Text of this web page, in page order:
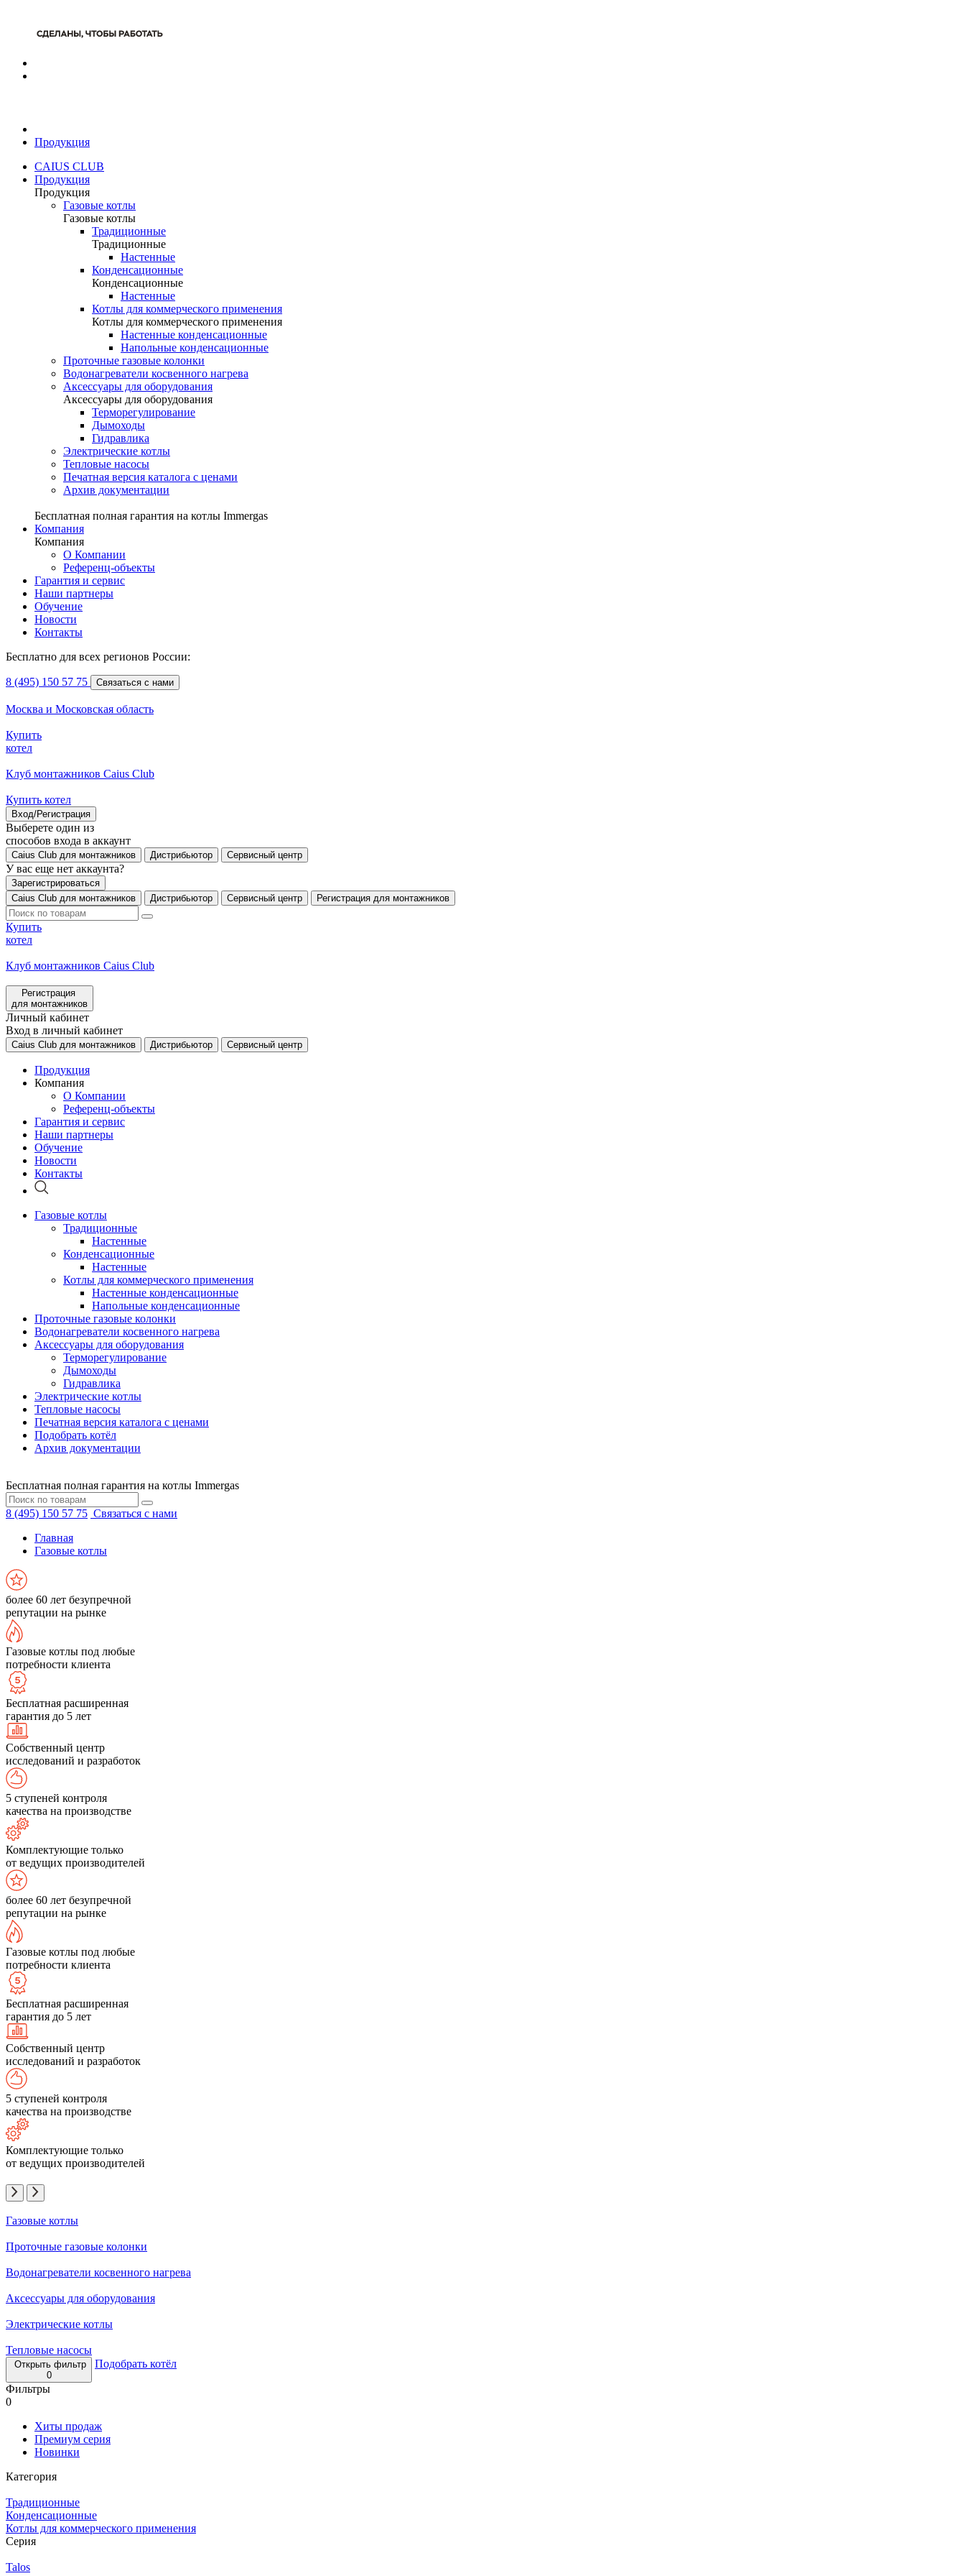
Продукция
CAIUS CLUB
Продукция
Продукция
Газовые котлы
Газовые котлы
Традиционные
Традиционные
Настенные
Конденсационные
Конденсационные
Настенные
Котлы для коммерческого применения
Котлы для коммерческого применения
Настенные конденсационные
Напольные конденсационные
Проточные газовые колонки
Водонагреватели косвенного нагрева
Аксессуары для оборудования
Аксессуары для оборудования
Терморегулирование
Дымоходы
Гидравлика
Электрические котлы
Тепловые насосы
Печатная версия каталога с ценами
Архив документации
Бесплатная полная гарантия на котлы Immergas
Компания
Компания
О Компании
Референц-объекты
Гарантия и сервис
Наши партнеры
Обучение
Новости
Контакты
Бесплатно для всех регионов России:
8 (495) 150 57 75 Связаться с нами
Москва и Московская область
Купить
котел
Клуб монтажников Caius Club
Купить котел
Вход/Регистрация
Выберете один из
способов входа в аккаунт
Caius Club для монтажников Дистрибьютор Сервисный центр
У вас еще нет аккаунта?
Зарегистрироваться
Caius Club для монтажников
Дистрибьютор Сервисный центр Регистрация для монтажников
Купить
котел
Клуб монтажников Caius Club
Регистрация
для монтажников
Личный кабинет
Вход в личный кабинет
Caius Club для монтажников Дистрибьютор Сервисный центр
Продукция
Компания
О Компании
Референц-объекты
Гарантия и сервис
Наши партнеры
Обучение
Новости
Контакты
Газовые котлы
Традиционные
Настенные
Конденсационные
Настенные
Котлы для коммерческого применения
Настенные конденсационные
Напольные конденсационные
Проточные газовые колонки
Водонагреватели косвенного нагрева
Аксессуары для оборудования
Терморегулирование
Дымоходы
Гидравлика
Электрические котлы
Тепловые насосы
Печатная версия каталога с ценами
Подобрать котёл
Архив документации
Бесплатная полная гарантия на котлы Immergas
8 (495) 150 57 75 Связаться с нами
Главная
Газовые котлы
более 60 лет безупречной
репутации на рынке
Газовые котлы под любые
потребности клиента
Бесплатная расширенная
гарантия до 5 лет
Собственный центр
исследований и разработок
5 ступеней контроля
качества на производстве
Комплектующие только
от ведущих производителей
более 60 лет безупречной
репутации на рынке
Газовые котлы под любые
потребности клиента
Бесплатная расширенная
гарантия до 5 лет
Собственный центр
исследований и разработок
5 ступеней контроля
качества на производстве
Комплектующие только
от ведущих производителей
Газовые котлы
Проточные газовые колонки
Водонагреватели косвенного нагрева
Аксессуары для оборудования
Электрические котлы
Тепловые насосы
Открыть фильтр
0
Подобрать котёл
Фильтры
0
Хиты продаж
Премиум серия
Новинки
Категория
Традиционные
Конденсационные
Котлы для коммерческого применения
Серия
Talos